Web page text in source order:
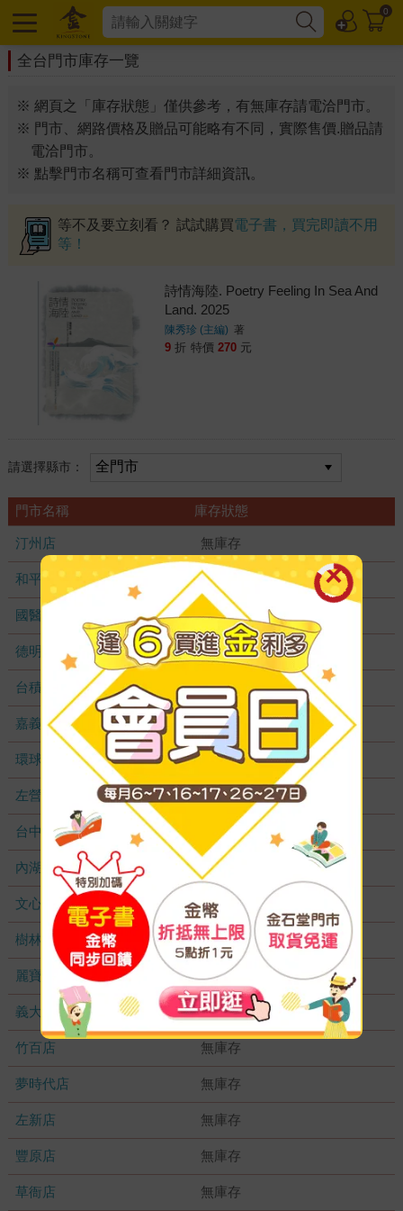
0
全台門市庫存一覽
※ 網頁之「庫存狀態」僅供參考，有無庫存請電洽門市。
※ 門市、網路價格及贈品可能略有不同，實際售價.贈品請
電洽門市。
※ 點擊門市名稱可查看門市詳細資訊。
等不及要立刻看？ 試試購買電子書，買完即讀不用
等！
詩情海陸. Poetry Feeling In Sea And
Land. 2025
陳秀珍 (主編) 著
9 折 特價 270 元
請選擇縣市：
門市名稱 庫存狀態
汀州店 無庫存
和平店 無庫存
國醫加盟店 無庫存
德明加盟店 無庫存
台積店 無庫存
嘉義耐斯店 無庫存
環球店 無庫存
左營店 無庫存
台中秀泰店 無庫存
內湖大潤發 無庫存
文心店 無庫存
樹林店 無庫存
麗寶店 無庫存
義大店 無庫存
竹百店 無庫存
夢時代店 無庫存
左新店 無庫存
豐原店 無庫存
草衙店 無庫存